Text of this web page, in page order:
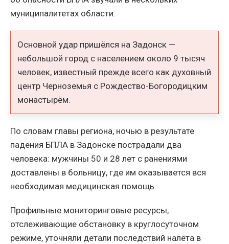
муниципалитетах области.
Основной удар пришёлся на Задонск —
небольшой город с населением около 9 тысяч
человек, известный прежде всего как духовный
центр Черноземья с Рождество-Богородицким
монастырём.
По словам главы региона, ночью в результате
падения БПЛА в Задонске пострадали два
человека: мужчины 50 и 28 лет с ранениями
доставлены в больницу, где им оказывается вся
необходимая медицинская помощь.
Профильные мониторинговые ресурсы,
отслеживающие обстановку в круглосуточном
режиме, уточняли детали последствий налёта в